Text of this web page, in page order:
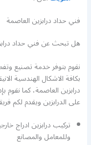
فني حداد درابزين العاصمة
هل تبحث عن فني حداد
نقوم بتوفر خدمة تصنيع
بكافة الاشكال الهندسية
درابزين العاصمة، كما نقوم
على الدرابزين ويقدم لكم
تركيب درابزين ادراج
وللمعامل والمصانع